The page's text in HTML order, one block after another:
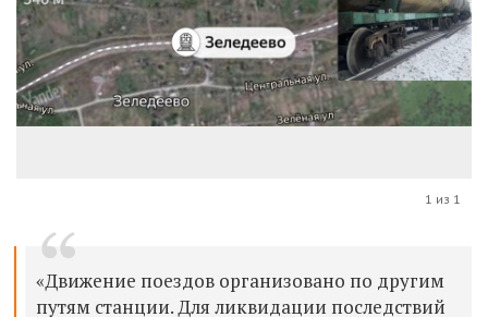
1 из 1
«Движение поездов организовано по другим
путям станции. Для ликвидации последствий